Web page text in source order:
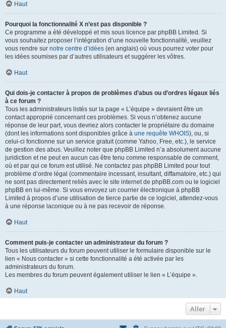
Haut
Pourquoi la fonctionnalité X n’est pas disponible ?
Ce programme a été développé et mis sous licence par phpBB Limited. Si
vous souhaitez proposer l’intégration d’une nouvelle fonctionnalité, veuillez
vous rendre sur notre centre d’idées (en anglais) où vous pourrez voter pour
les idées soumises par d’autres utilisateurs et suggérer les vôtres.
Haut
Qui dois-je contacter à propos de problèmes d’abus ou d’ordres légaux liés
à ce forum ?
Tous les administrateurs listés sur la page « L’équipe » devraient être un
contact approprié concernant ces problèmes. Si vous n’obtenez aucune
réponse de leur part, vous devriez alors contacter le propriétaire du domaine
(dont les informations sont disponibles grâce à une requête WHOIS), ou, si
celui-ci fonctionne sur un service gratuit (comme Yahoo, Free, etc.), le service
de gestion des abus. Veuillez noter que phpBB Limited n’a absolument aucune
juridiction et ne peut en aucun cas être tenu comme responsable de comment,
où et par qui ce forum est utilisé. Ne contactez pas phpBB Limited pour tout
problème d’ordre légal (commentaire incessant, insultant, diffamatoire, etc.) qui
ne sont pas directement reliés avec le site internet de phpBB.com ou le logiciel
phpBB en lui-même. Si vous envoyez un courrier électronique à phpBB
Limited à propos d’une utilisation de tierce partie de ce logiciel, attendez-vous
à une réponse laconique ou à ne pas recevoir de réponse.
Haut
Comment puis-je contacter un administrateur du forum ?
Tous les utilisateurs du forum peuvent utiliser le formulaire disponible sur le
lien « Nous contacter » si cette fonctionnalité a été activée par les
administrateurs du forum.
Les membres du forum peuvent également utiliser le lien « L’équipe ».
Haut
Aller